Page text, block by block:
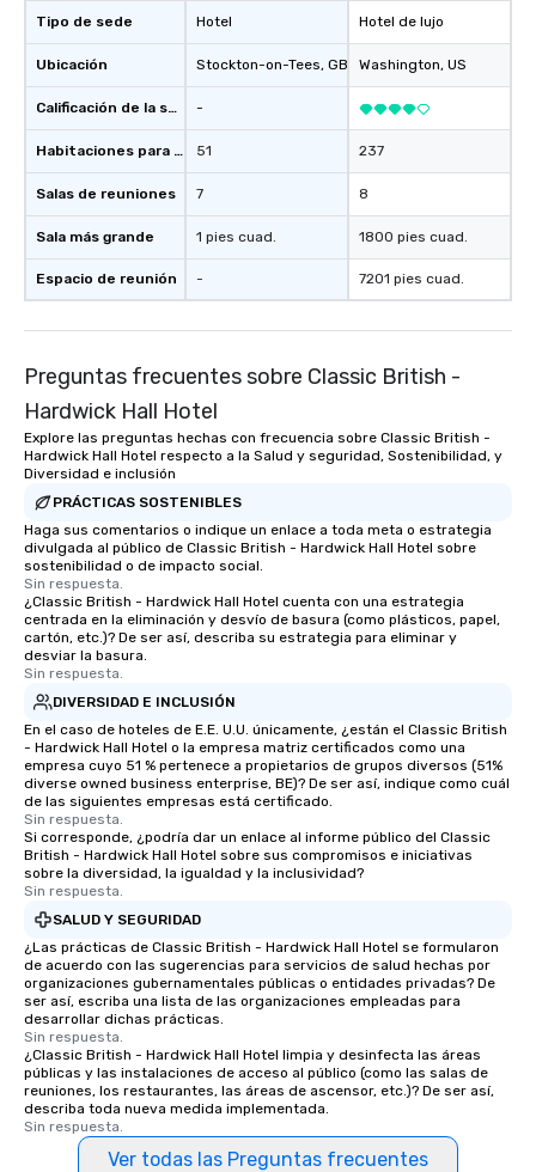
Tipo de sede
Ubicación
Calificación de la sede
Habitaciones para huéspedes
Salas de reuniones
Sala más grande
Espacio de reunión
Hotel
Stockton-on-Tees, GB1
-
51
7
1 pies cuad.
-
Hotel de lujo
Washington, US
237
8
1800 pies cuad.
7201 pies cuad.
Preguntas frecuentes sobre Classic British -
Hardwick Hall Hotel
Explore las preguntas hechas con frecuencia sobre Classic British -
Hardwick Hall Hotel respecto a la Salud y seguridad, Sostenibilidad, y
Diversidad e inclusión
PRÁCTICAS SOSTENIBLES
Haga sus comentarios o indique un enlace a toda meta o estrategia
divulgada al público de Classic British - Hardwick Hall Hotel sobre
sostenibilidad o de impacto social.
Sin respuesta.
¿Classic British - Hardwick Hall Hotel cuenta con una estrategia
centrada en la eliminación y desvío de basura (como plásticos, papel,
cartón, etc.)? De ser así, describa su estrategia para eliminar y
desviar la basura.
Sin respuesta.
DIVERSIDAD E INCLUSIÓN
En el caso de hoteles de E.E. U.U. únicamente, ¿están el Classic British
- Hardwick Hall Hotel o la empresa matriz certificados como una
empresa cuyo 51 % pertenece a propietarios de grupos diversos (51%
diverse owned business enterprise, BE)? De ser así, indique como cuál
de las siguientes empresas está certificado.
Sin respuesta.
Si corresponde, ¿podría dar un enlace al informe público del Classic
British - Hardwick Hall Hotel sobre sus compromisos e iniciativas
sobre la diversidad, la igualdad y la inclusividad?
Sin respuesta.
SALUD Y SEGURIDAD
¿Las prácticas de Classic British - Hardwick Hall Hotel se formularon
de acuerdo con las sugerencias para servicios de salud hechas por
organizaciones gubernamentales públicas o entidades privadas? De
ser así, escriba una lista de las organizaciones empleadas para
desarrollar dichas prácticas.
Sin respuesta.
¿Classic British - Hardwick Hall Hotel limpia y desinfecta las áreas
públicas y las instalaciones de acceso al público (como las salas de
reuniones, los restaurantes, las áreas de ascensor, etc.)? De ser así,
describa toda nueva medida implementada.
Sin respuesta.
Ver todas las Preguntas frecuentes